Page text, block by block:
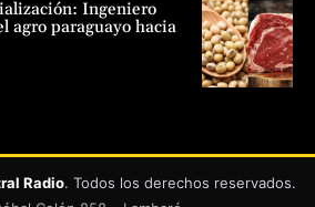
Ingeniero
agro paraguayo hacia
Radio. Todos los derechos reservados.